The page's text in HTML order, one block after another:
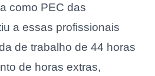
como PEC das
a essas profissionais
de trabalho de 44 horas
de horas extras,